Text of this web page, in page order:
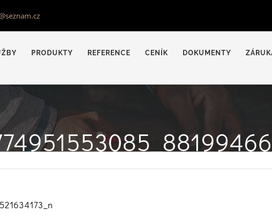
PRODUKTY REFERENCE CENÍK DOKUMENTY